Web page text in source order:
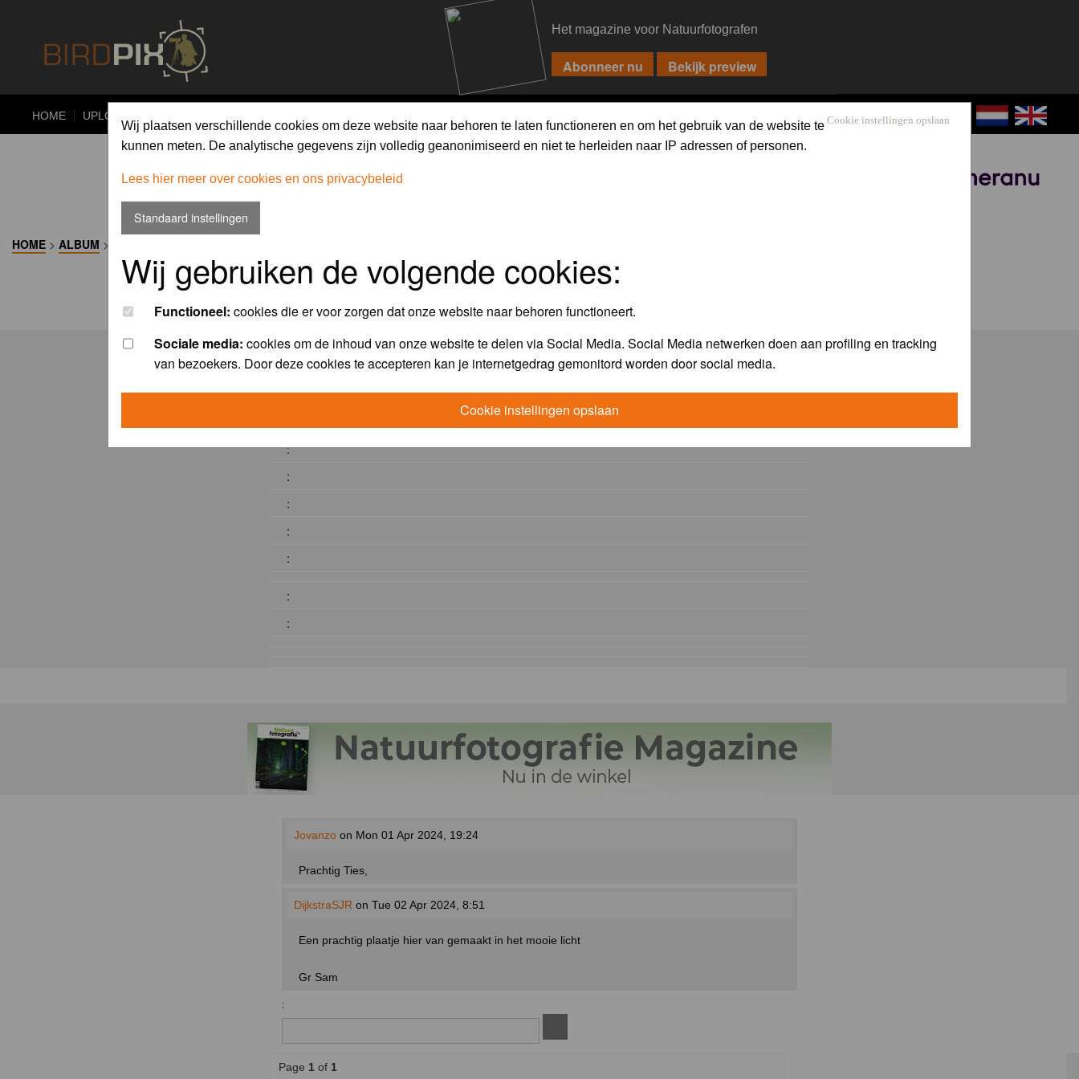
Het magazine voor Natuurfotografen
HOME UPLOAD Cookie instellingen opslaan
Wij plaatsen verschillende cookies om deze website naar behoren te laten functioneren en om het gebruik van de website te
kunnen meten. De analytische gegevens zijn volledig geanonimiseerd en niet te herleiden naar IP adressen of personen.
Lees hier meer over cookies en ons privacybeleid
Standaard instellingen
Wij gebruiken de volgende cookies:
Functioneel: cookies die er voor zorgen dat onze website naar behoren functioneert.
Sociale media: cookies om de inhoud van onze website te delen via Social Media. Social Media netwerken doen aan profiling en tracking
van bezoekers. Door deze cookies te accepteren kan je internetgedrag gemonitord worden door social media.
Cookie instellingen opslaan
HOME > ALBUM >
:
:
:
:
:
:
:
:
Jovanzo on Mon 01 Apr 2024, 19:24
Prachtig Ties,
DijkstraSJR on Tue 02 Apr 2024, 8:51
Een prachtig plaatje hier van gemaakt in het mooie licht
Gr Sam
:
Page 1 of 1